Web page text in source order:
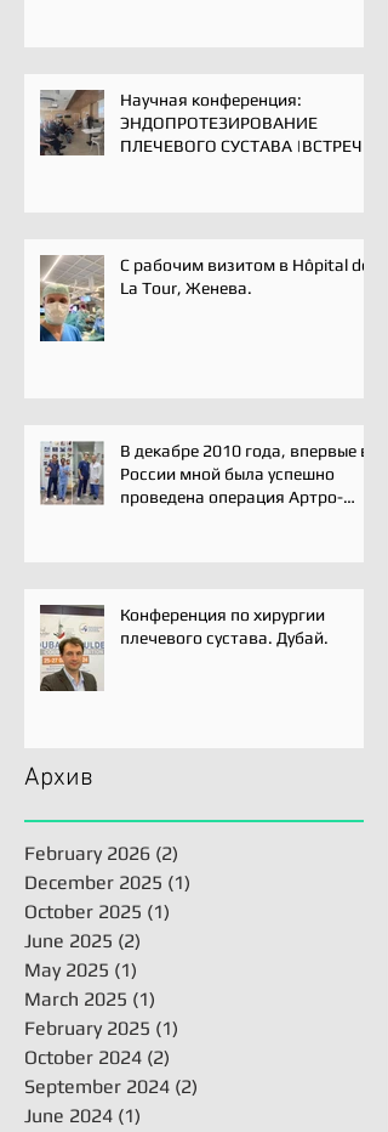
Научная конференция:
ЭНДОПРОТЕЗИРОВАНИЕ
ПЛЕЧЕВОГО СУСТАВА |ВСТРЕЧА
С рабочим визитом в Hôpital de
La Tour, Женева.
В декабре 2010 года, впервые в
России мной была успешно
проведена операция Артро-
Конференция по хирургии
плечевого сустава. Дубай.
Архив
February 2026 (2)
December 2025 (1)
October 2025 (1)
June 2025 (2)
May 2025 (1)
March 2025 (1)
February 2025 (1)
October 2024 (2)
September 2024 (2)
June 2024 (1)